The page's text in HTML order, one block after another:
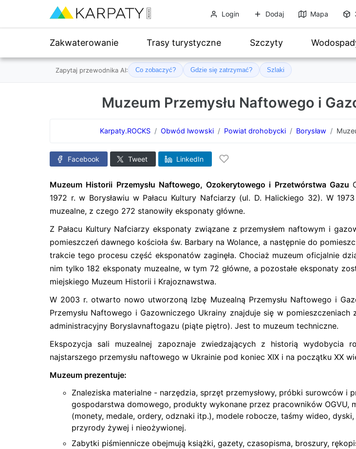
Login Dodaj Mapa
Zakwaterowanie Trasy turystyczne Szczyty
Zapytaj przewodnika AI: Co zobaczyć? Gdzie się zatrzymać? Szlaki
Muzeum Przemysłu Naftowego i
Karpaty.ROCKS Obwód lwowski Powiat drohobycki Borysław
Facebook Tweet LinkedIn
Muzeum Historii Przemysłu Naftowego, Ozokerytowego i Przetwórstwa Gazu
1972 r. w Borysławiu w Pałacu Kultury Nafciarzy (ul. D. Halickiego 32). W
muzealne, z czego 272 stanowiły eksponaty główne.
Z Pałacu Kultury Nafciarzy eksponaty związane z przemysłem naftowym i
pomieszczeń dawnego kościoła św. Barbary na Wolance, a następnie do
trakcie tego procesu część eksponatów zaginęła. Chociaż muzeum oficjalnie
nim tylko 182 eksponaty muzealne, w tym 72 główne, a pozostałe eksponaty
miejskiego Muzeum Historii i Krajoznawstwa.
W 2003 r. otwarto nowo utworzoną Izbę Muzealną Przemysłu Naftowego i
Przemysłu Naftowego i Gazowniczego Ukrainy znajduje się w pomieszczeniach
administracyjny Boryslavnaftogazu (piąte piętro). Jest to muzeum techniczne.
Ekspozycja sali muzealnej zapoznaje zwiedzających z historią wydobycia
najstarszego przemysłu naftowego w Ukrainie pod koniec XIX i na początku XX
Muzeum prezentuje:
Znaleziska materialne - narzędzia, sprzęt przemysłowy, próbki surowców i
gospodarstwa domowego, produkty wykonane przez pracowników OGVU,
(monety, medale, ordery, odznaki itp.), modele robocze, taśmy wideo,
przyrody żywej i nieożywionej.
Zabytki piśmiennicze obejmują książki, gazety, czasopisma, broszury,